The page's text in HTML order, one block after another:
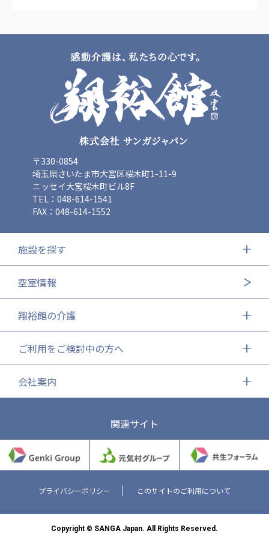
株式会社アジアメデカ元気事業団
株式会社フラワーコミュニティ放送
Medicare Lead Japan
特定非営利活動法人共生フォーラム
一般社団法人フードラボジャパン
株式会社アメックファーマシー
株式会社エネクト
海外
海外グループ会社
共生（大連）商務諮詢有限公司
Angkor-Japan Friendship International
Hospital
カンボジア日本友好技術教育センター
NGO共生の家
G-COM JOINT STOCK COMPANY
海外子会社・合弁会社
瀋陽長者会
上海介護施設
〒330-0854
埼玉県さいたま市大宮区桜木町1-11-9
ニッセイ大宮桜木町ビル8F
TEL：048-614-1541
FAX：048-614-1552
施設を探す
空室情報
翔裕館の介護
ご利用をご検討中の方へ
会社案内
関連サイト
プライバシーポリシー このサイトのご利用について
Copyright © SANGA Japan. All Rights Reserved.